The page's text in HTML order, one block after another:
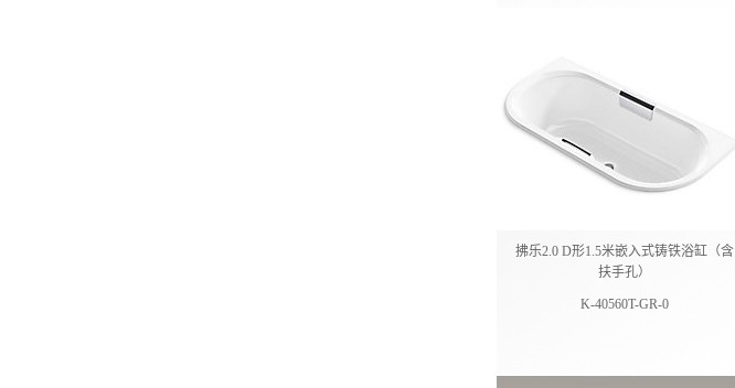
拂乐2.0 D形1.5米嵌入式铸铁浴缸（含
扶手孔）
K-40560T-GR-0